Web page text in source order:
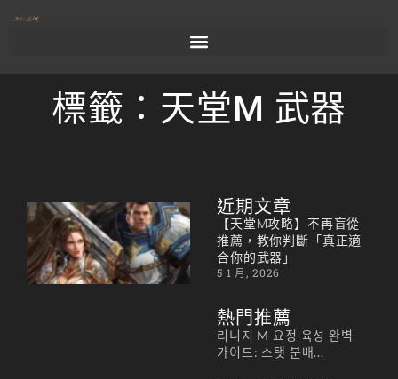
標籤：天堂M 武器
【天
堂M
攻
略】
不再
盲從
推
近期文章
【天堂M攻略】不再盲從
推薦，教你判斷「真正適
合你的武器」
5 1 月, 2026
熱門推薦
리니지 M 요정 육성 완벽
가이드: 스탯 분배...